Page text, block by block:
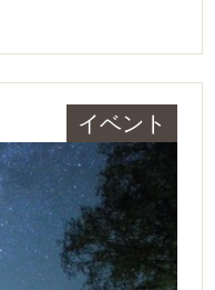
イベント